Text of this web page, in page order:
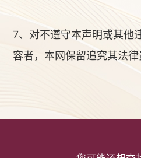
7、对不遵守本声明或其他
容者，本网保留追究其法